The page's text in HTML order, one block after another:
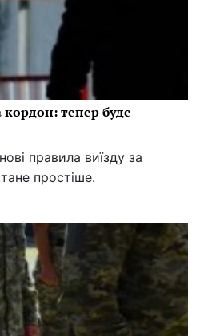
кордон: тепер буде
правила виїзду за
простіше.